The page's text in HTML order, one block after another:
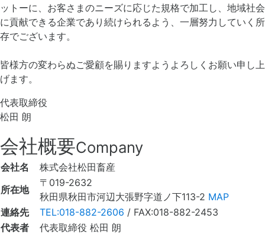
ットーに、お客さまのニーズに応じた規格で加工し、地域社会
に貢献できる企業であり続けられるよう、一層努力していく所
存でございます。
皆様方の変わらぬご愛顧を賜りますようよろしくお願い申し上
げます。
代表取締役
松田 朗
会社概要Company
会社名
株式会社松田畜産
所在地
〒019-2632
秋田県秋田市河辺大張野字道ノ下113-2 MAP
連絡先
TEL:018-882-2606 / FAX:018-882-2453
代表者
代表取締役 松田 朗